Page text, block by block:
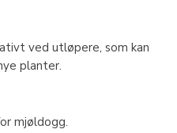
ved utløpere, som kan
planter.
mjøldogg.